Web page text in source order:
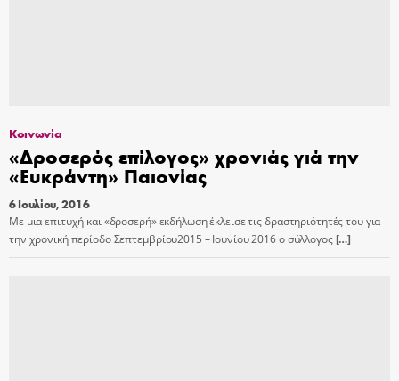
Κοινωνία
«Δροσερός επίλογος» χρονιάς γιά την
«Ευκράντη» Παιονίας
6 Ιουλίου, 2016
Με μια επιτυχή και «δροσερή» εκδήλωση έκλεισε τις δραστηριότητές του για
την χρονική περίοδο Σεπτεμβρίου2015 – Ιουνίου 2016 ο σύλλογος[…]